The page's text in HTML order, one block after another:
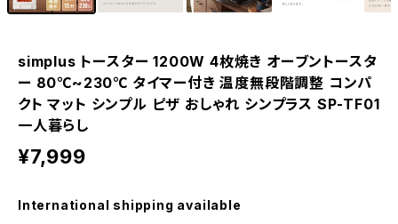
simplus トースター 1200W 4枚焼き オーブントースタ
ー 80℃~230℃ タイマー付き 温度無段階調整 コンパ
クト マット シンプル ピザ おしゃれ シンプラス SP-TF01
一人暮らし
¥7,999
International shipping available